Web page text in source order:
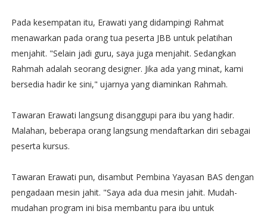
Pada kesempatan itu, Erawati yang didampingi Rahmat
menawarkan pada orang tua peserta JBB untuk pelatihan
menjahit. "Selain jadi guru, saya juga menjahit. Sedangkan
Rahmah adalah seorang designer. Jika ada yang minat, kami
bersedia hadir ke sini," ujarnya yang diaminkan Rahmah.
Tawaran Erawati langsung disanggupi para ibu yang hadir.
Malahan, beberapa orang langsung mendaftarkan diri sebagai
peserta kursus.
Tawaran Erawati pun, disambut Pembina Yayasan BAS dengan
pengadaan mesin jahit. "Saya ada dua mesin jahit. Mudah-
mudahan program ini bisa membantu para ibu untuk